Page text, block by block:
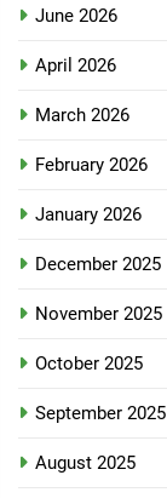
June 2026
April 2026
March 2026
February 2026
January 2026
December 2025
November 2025
October 2025
September 2025
August 2025